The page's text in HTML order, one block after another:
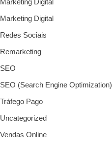
Marketing Digital
Redes Sociais
Remarketing
SEO
SEO (Search Engine Optimization)
Tráfego Pago
Uncategorized
Vendas Online